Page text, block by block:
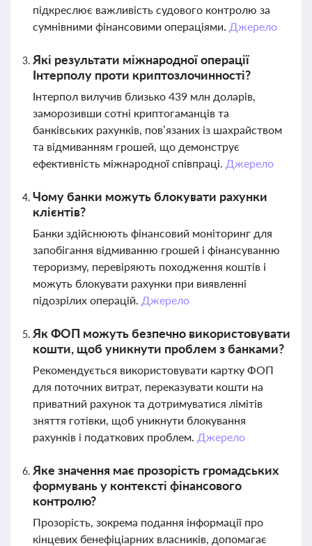
підкреслює важливість судового контролю за
сумнівними фінансовими операціями. Джерело
Які результати міжнародної операції
Інтерполу проти криптозлочинності?
Інтерпол вилучив близько 439 млн доларів,
заморозивши сотні криптогаманців та
банківських рахунків, пов’язаних із шахрайством
та відмиванням грошей, що демонструє
ефективність міжнародної співпраці. Джерело
Чому банки можуть блокувати рахунки
клієнтів?
Банки здійснюють фінансовий моніторинг для
запобігання відмиванню грошей і фінансуванню
тероризму, перевіряють походження коштів і
можуть блокувати рахунки при виявленні
підозрілих операцій. Джерело
Як ФОП можуть безпечно використовувати
кошти, щоб уникнути проблем з банками?
Рекомендується використовувати картку ФОП
для поточних витрат, переказувати кошти на
приватний рахунок та дотримуватися лімітів
зняття готівки, щоб уникнути блокування
рахунків і податкових проблем. Джерело
Яке значення має прозорість громадських
формувань у контексті фінансового
контролю?
Прозорість, зокрема подання інформації про
кінцевих бенефіціарних власників, допомагає